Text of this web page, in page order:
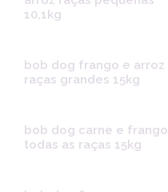
10,1kg
bob dog frango e arroz
raças grandes 15kg
bob dog carne e frango
todas as raças 15kg